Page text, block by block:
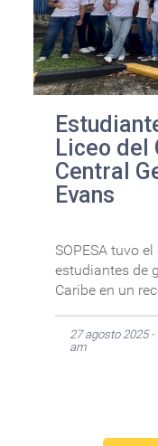
Liceo del
Central
Evans
SOPESA tuvo
estudiantes de
Caribe en un
27 agosto 2025 -
am